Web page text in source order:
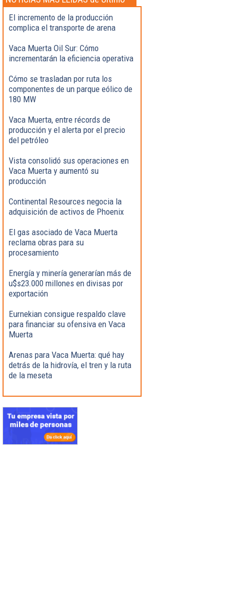
momento
El incremento de la producción
complica el transporte de arena
Vaca Muerta Oil Sur: Cómo
incrementarán la eficiencia operativa
Cómo se trasladan por ruta los
componentes de un parque eólico de
180 MW
Vaca Muerta, entre récords de
producción y el alerta por el precio
del petróleo
Vista consolidó sus operaciones en
Vaca Muerta y aumentó su
producción
Continental Resources negocia la
adquisición de activos de Phoenix
El gas asociado de Vaca Muerta
reclama obras para su
procesamiento
Energía y minería generarían más de
u$s23.000 millones en divisas por
exportación
Eurnekian consigue respaldo clave
para financiar su ofensiva en Vaca
Muerta
Arenas para Vaca Muerta: qué hay
detrás de la hidrovía, el tren y la ruta
de la meseta